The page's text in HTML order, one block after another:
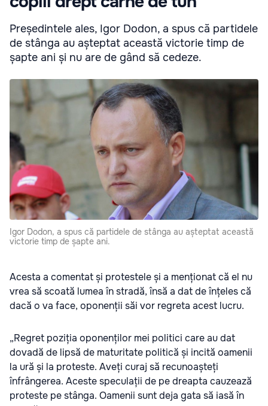
Președintele ales, Igor Dodon, a spus că partidele
de stânga au așteptat această victorie timp de
șapte ani și nu are de gând să cedeze.
Igor Dodon, a spus că partidele de stânga au așteptat această
victorie timp de șapte ani.
Acesta a comentat și protestele și a menționat că el nu
vrea să scoată lumea în stradă, însă a dat de înțeles că
dacă o va face, oponenții săi vor regreta acest lucru.
„Regret poziția oponenților mei politici care au dat
dovadă de lipsă de maturitate politică și incită oamenii
la ură și la proteste. Aveți curaj să recunoașteți
înfrângerea. Aceste speculații de pe dreapta cauzează
proteste pe stânga. Oamenii sunt deja gata să iasă în